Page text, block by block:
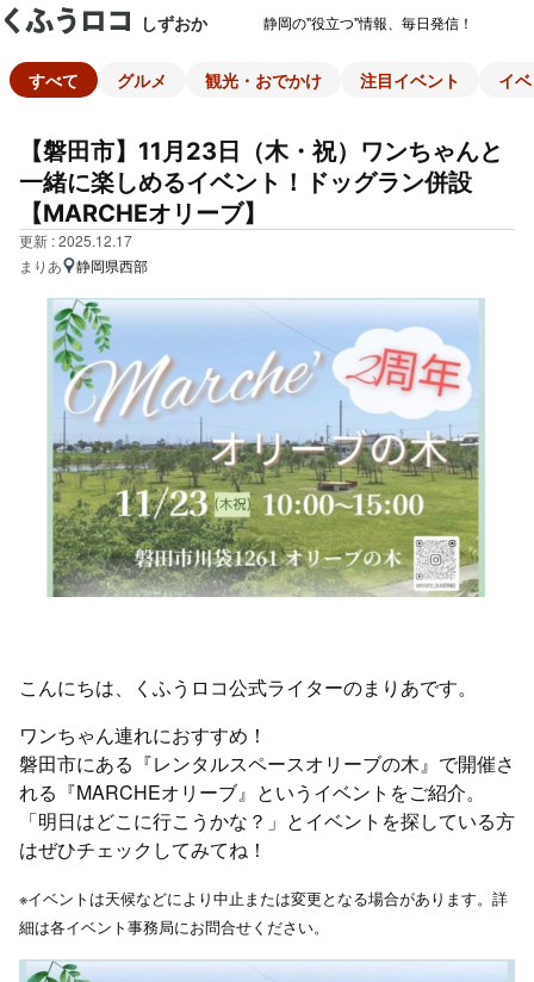
しずおか 静岡の"役立つ"情報、毎日発信！
すべて グルメ 観光・おでかけ 注目イベント イ
【磐田市】11月23日（木・祝）ワンちゃんと
一緒に楽しめるイベント！ドッグラン併設
【MARCHEオリーブ】
更新 : 2025.12.17
まりあ
静岡県西部
こんにちは、くふうロコ公式ライターのまりあです。
ワンちゃん連れにおすすめ！
磐田市にある『レンタルスペースオリーブの木』で開催さ
れる『MARCHEオリーブ』というイベントをご紹介。
「明日はどこに行こうかな？」とイベントを探している方
はぜひチェックしてみてね！
※イベントは天候などにより中止または変更となる場合があります。詳
細は各イベント事務局にお問合せください。